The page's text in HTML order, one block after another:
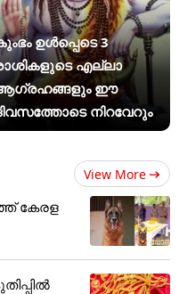
ഉൾപ്പെടെ 3
എല്ലാ
ഈ
നിറവേറും
View More
കേരള